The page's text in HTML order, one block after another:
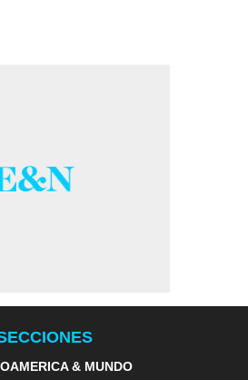
& MUNDO